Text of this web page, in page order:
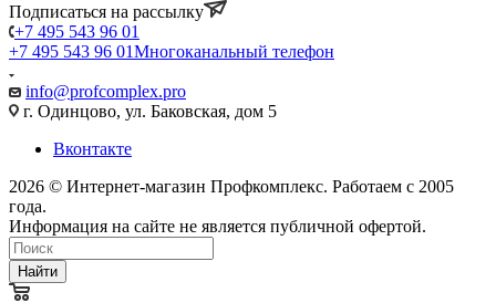
Подписаться на рассылку
+7 495 543 96 01
+7 495 543 96 01Многоканальный телефон
info@profcomplex.pro
г. Одинцово, ул. Баковская, дом 5
Вконтакте
2026 © Интернет-магазин Профкомплекс. Работаем с 2005
года.
Информация на сайте не является публичной офертой.
Найти